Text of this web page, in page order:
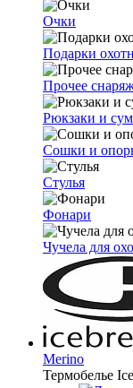
Очки
Подарки
Прочее
Рюкзаки и
Сошки и
Стулья
Фонари
Чучела для
Merino
Термобелье